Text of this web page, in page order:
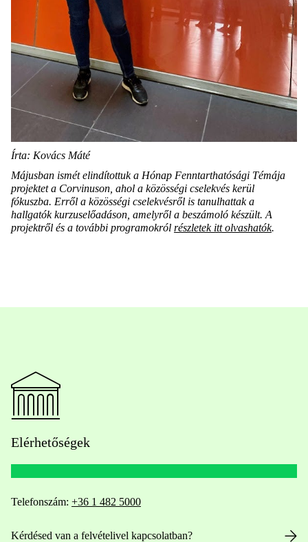
Írta: Kovács Máté
Májusban ismét elindítottuk a Hónap Fenntarthatósági Témája
projektet a Corvinuson, ahol a közösségi cselekvés kerül
fókuszba. Erről a közösségi cselekvésről is tanulhattak a
hallgatók kurzuselőadáson, amelyről a beszámoló készült. A
projektről és a további programokról részletek itt olvashatók.
Elérhetőségek
Telefonszám: +36 1 482 5000
Kérdésed van a felvételivel kapcsolatban?